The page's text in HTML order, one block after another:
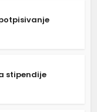
stipendije